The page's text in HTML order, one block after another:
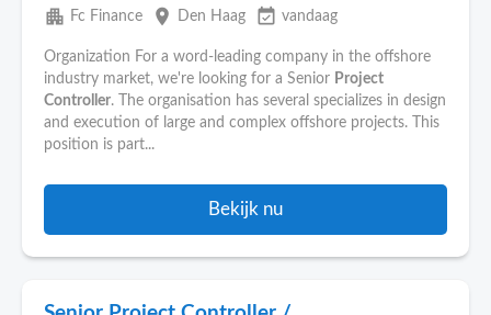
apartment Fc Finance place Den Haag event_available vandaag
Organization For a word-leading company in the offshore
industry market, we're looking for a Senior Project
Controller. The organisation has several specializes in design
and execution of large and complex offshore projects. This
position is part...
Bekijk nu